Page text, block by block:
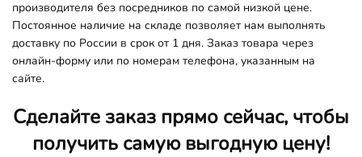
производителя без посредников по самой низкой цене.
Постоянное наличие на складе позволяет нам выполнять
доставку по России в срок от 1 дня. Заказ товара через
онлайн-форму или по номерам телефона, указанным на
сайте.
Сделайте заказ прямо сейчас, чтобы
получить самую выгодную цену!